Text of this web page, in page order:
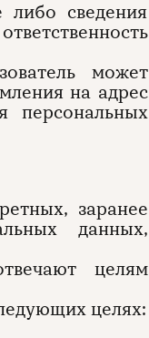
либо сведения
может
на адрес
персональных
заранее
данных,
целям
целях: